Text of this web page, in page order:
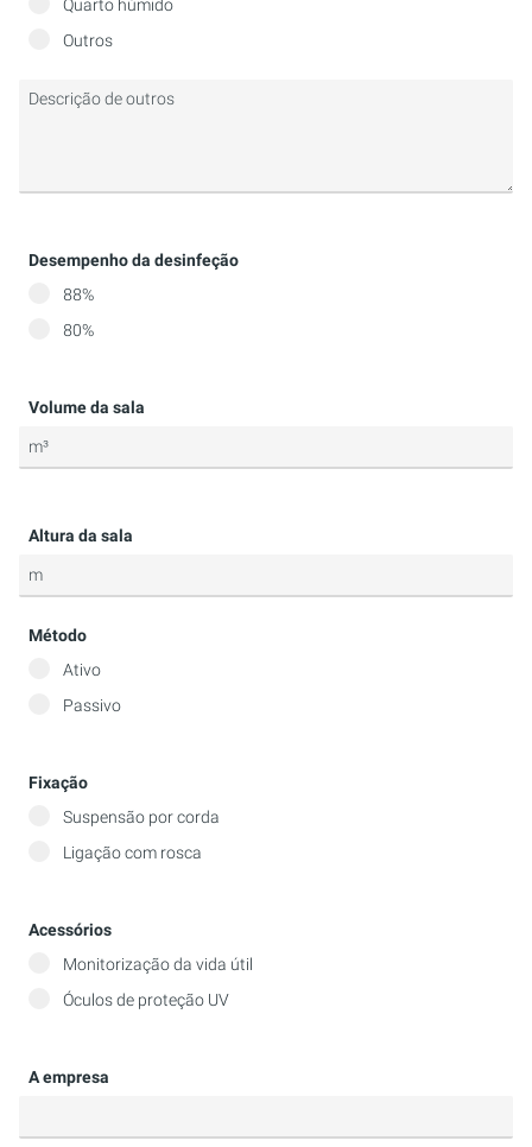
AR DE PROCESSO
SISTEMAS DE VENTILAÇÃO E AR CONDICIONADO
ARMÁRIOS DE CONTROLO
Quarto húmido
Outros
Desempenho da desinfeção
88%
80%
Volume da sala
Altura da sala
Método
Ativo
Passivo
Fixação
Suspensão por corda
Ligação com rosca
Acessórios
Monitorização da vida útil
Óculos de proteção UV
A empresa